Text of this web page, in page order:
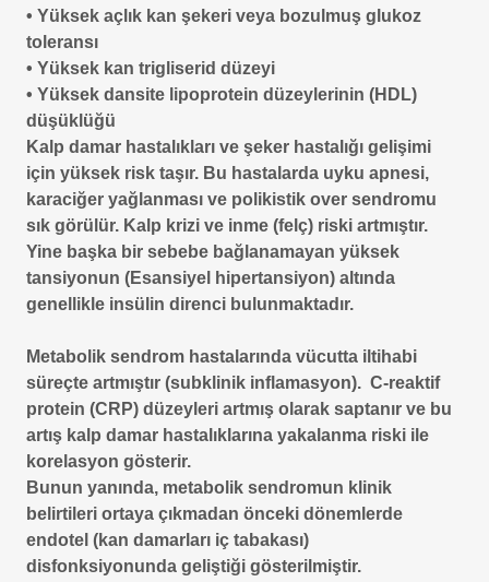
• Yüksek açlık kan şekeri veya bozulmuş glukoz
toleransı
• Yüksek kan trigliserid düzeyi
• Yüksek dansite lipoprotein düzeylerinin (HDL)
düşüklüğü
Kalp damar hastalıkları ve şeker hastalığı gelişimi
için yüksek risk taşır. Bu hastalarda uyku apnesi,
karaciğer yağlanması ve polikistik over sendromu
sık görülür. Kalp krizi ve inme (felç) riski artmıştır.
Yine başka bir sebebe bağlanamayan yüksek
tansiyonun (Esansiyel hipertansiyon) altında
genellikle insülin direnci bulunmaktadır.
Metabolik sendrom hastalarında vücutta iltihabi
süreçte artmıştır (subklinik inflamasyon). C-reaktif
protein (CRP) düzeyleri artmış olarak saptanır ve bu
artış kalp damar hastalıklarına yakalanma riski ile
korelasyon gösterir.
Bunun yanında, metabolik sendromun klinik
belirtileri ortaya çıkmadan önceki dönemlerde
endotel (kan damarları iç tabakası)
disfonksiyonunda geliştiği gösterilmiştir.